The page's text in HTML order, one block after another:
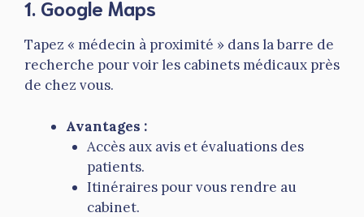
1. Google Maps
Tapez « médecin à proximité » dans la barre de
recherche pour voir les cabinets médicaux près
de chez vous.
Avantages :
Accès aux avis et évaluations des
patients.
Itinéraires pour vous rendre au
cabinet.